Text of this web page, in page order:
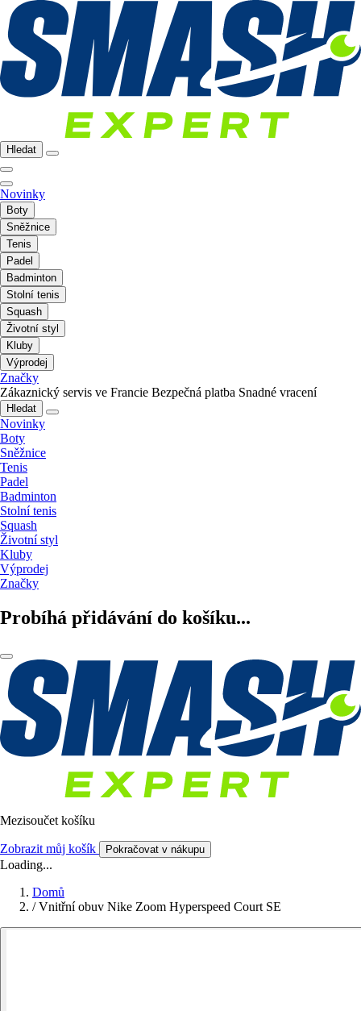
Hledat
Novinky
Boty
Sněžnice
Tenis
Padel
Badminton
Stolní tenis
Squash
Životní styl
Kluby
Výprodej
Značky
Zákaznický servis ve Francie Bezpečná platba Snadné vracení
Hledat
Novinky
Boty
Sněžnice
Tenis
Padel
Badminton
Stolní tenis
Squash
Životní styl
Kluby
Výprodej
Značky
Probíhá přidávání do košíku...
Mezisoučet košíku
Zobrazit můj košík Pokračovat v nákupu
Loading...
Domů
/ Vnitřní obuv Nike Zoom Hyperspeed Court SE